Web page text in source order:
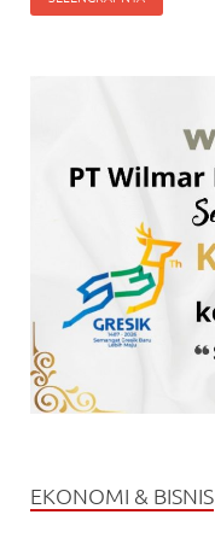
EKONOMI & BISNIS